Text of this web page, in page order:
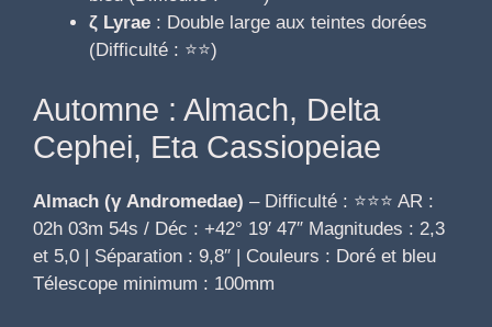
ζ Lyrae : Double large aux teintes dorées
(Difficulté : ⭐⭐)
Automne : Almach, Delta
Cephei, Eta Cassiopeiae
Almach (γ Andromedae) – Difficulté : ⭐⭐⭐ AR :
02h 03m 54s / Déc : +42° 19′ 47″ Magnitudes : 2,3
et 5,0 | Séparation : 9,8″ | Couleurs : Doré et bleu
Télescope minimum : 100mm